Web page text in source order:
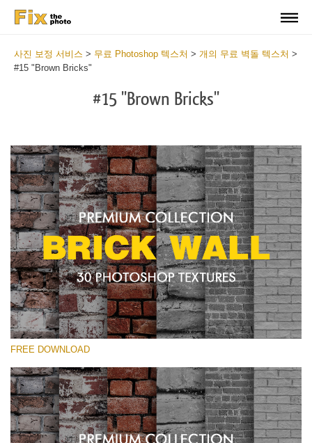
사진 보정 서비스 > 무료 Photoshop 텍스처 > 개의 무료 벽돌 텍스처 >
#15 "Brown Bricks"
#15 "Brown Bricks"
선택 해주세요
Brick Wall
(30 Textures)
Large 6000*4000px
FREE DOWNLOAD